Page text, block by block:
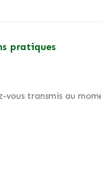
pratiques
vous transmis au